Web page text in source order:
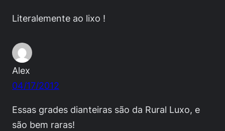
Literalemente ao lixo !
Alex
04/17/2012
Essas grades dianteiras são da Rural Luxo, e
são bem raras!